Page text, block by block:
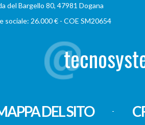
del Bargello 80, 47981 Dogana
sociale: 26.000 € - COE SM20654
DEL SITO